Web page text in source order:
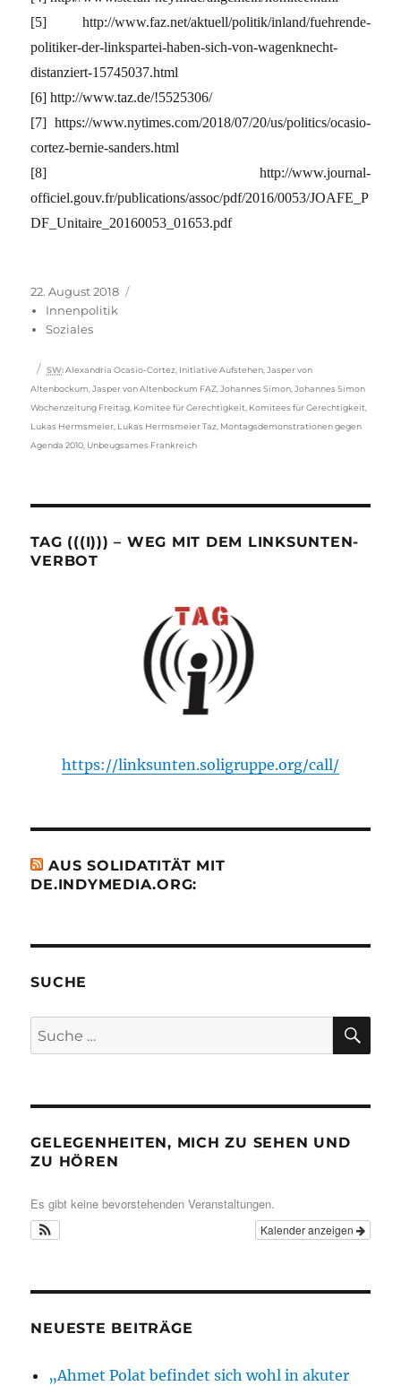
[5] http://www.faz.net/aktuell/politik/inland/fuehrende-
politiker-der-linkspartei-haben-sich-von-wagenknecht-
distanziert-15745037.html
[6] http://www.taz.de/!5525306/
[7] https://www.nytimes.com/2018/07/20/us/politics/ocasio-
cortez-bernie-sanders.html
[8] http://www.journal-
officiel.gouv.fr/publications/assoc/pdf/2016/0053/JOAFE_P
DF_Unitaire_20160053_01653.pdf
Veröffentlicht
am
22. August 2018
Innenpolitik
Soziales
Schlagwörter
SW: Alexandria Ocasio-Cortez Initiative Aufstehen ,Jasper von
Altenbockum ,Jasper von Altenbockum FAZ ,Johannes Simon ,Johannes Simon
Wochenzeitung Freitag Komitee für Gerechtigkeit Komitees für Gerechtigkeit
Lukas Hermsmeier Lukas Hermsmeier Taz Montagsdemonstrationen gegen
Agenda 2010 Unbeugsames Frankreich
TAG (((I))) – WEG MIT DEM LINKSUNTEN-
VERBOT
https://linksunten.soligruppe.org/call/
AUS SOLIDATITÄT MIT
DE.INDYMEDIA.ORG:
SUCHE
Suche
nach:
GELEGENHEITEN, MICH ZU SEHEN UND
ZU HÖREN
Es gibt keine bevorstehenden Veranstaltungen.
Kalender anzeigen
NEUESTE BEITRÄGE
„Ahmet Polat befindet sich wohl in akuter